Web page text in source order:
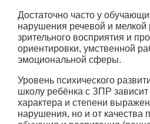
Достаточно часто у
нарушения речевой и мелкой
зрительного восприятия и
ориентировки, умственной
эмоциональной сферы.
Уровень психического
школу ребёнка с ЗПР зависит
характера и степени
нарушения, но и от качества